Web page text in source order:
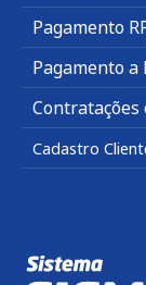
Pagamento
Pagamento a
Contratações
Cadastro